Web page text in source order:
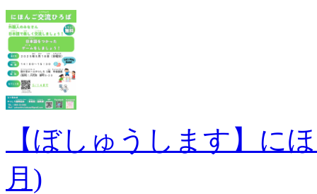
【ぼしゅうします】
月)